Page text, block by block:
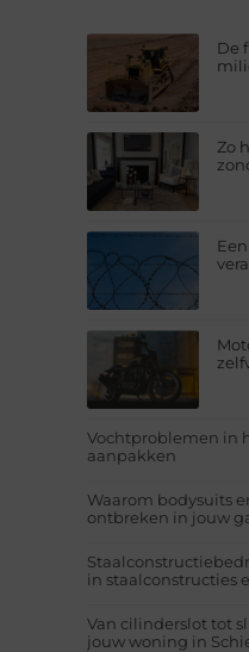
De
Zo
Vochtproblemen in
aanpakken
Waarom bodysuits
ontbreken in jouw
in staalconstructies
Van cilinderslot tot
jouw woning in